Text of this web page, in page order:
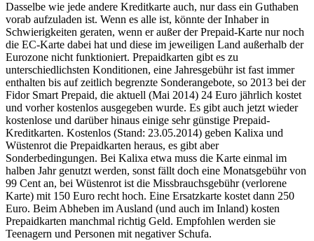
Dasselbe wie jede andere Kreditkarte auch, nur dass ein Guthaben
vorab aufzuladen ist. Wenn es alle ist, könnte der Inhaber in
Schwierigkeiten geraten, wenn er außer der Prepaid-Karte nur noch
die EC-Karte dabei hat und diese im jeweiligen Land außerhalb der
Eurozone nicht funktioniert. Prepaidkarten gibt es zu
unterschiedlichsten Konditionen, eine Jahresgebühr ist fast immer
enthalten bis auf zeitlich begrenzte Sonderangebote, so 2013 bei der
Fidor Smart Prepaid, die aktuell (Mai 2014) 24 Euro jährlich kostet
und vorher kostenlos ausgegeben wurde. Es gibt auch jetzt wieder
kostenlose und darüber hinaus einige sehr günstige Prepaid-
Kreditkarten. Kostenlos (Stand: 23.05.2014) geben Kalixa und
Wüstenrot die Prepaidkarten heraus, es gibt aber
Sonderbedingungen. Bei Kalixa etwa muss die Karte einmal im
halben Jahr genutzt werden, sonst fällt doch eine Monatsgebühr von
99 Cent an, bei Wüstenrot ist die Missbrauchsgebühr (verlorene
Karte) mit 150 Euro recht hoch. Eine Ersatzkarte kostet dann 250
Euro. Beim Abheben im Ausland (und auch im Inland) kosten
Prepaidkarten manchmal richtig Geld. Empfohlen werden sie
Teenagern und Personen mit negativer Schufa.